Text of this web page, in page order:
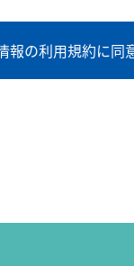
報の利用規約に同